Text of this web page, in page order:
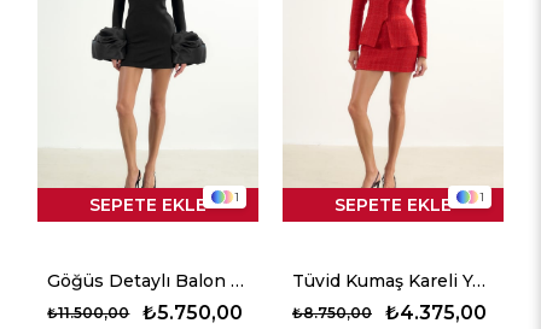
1
Göğüs Detaylı Balon Kollu Mini Elbise - Siyah
₺5.750,00
₺11.500,00
SEPETE EKLE 1
Tüvid Kumaş Kareli Yaka Ceket - Kırmızı
₺4.375,00
₺8.750,00
SEPETE EKLE